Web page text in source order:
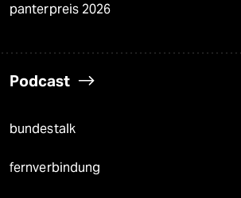
panterpreis 2026
Podcast
bundestalk
fernverbindung